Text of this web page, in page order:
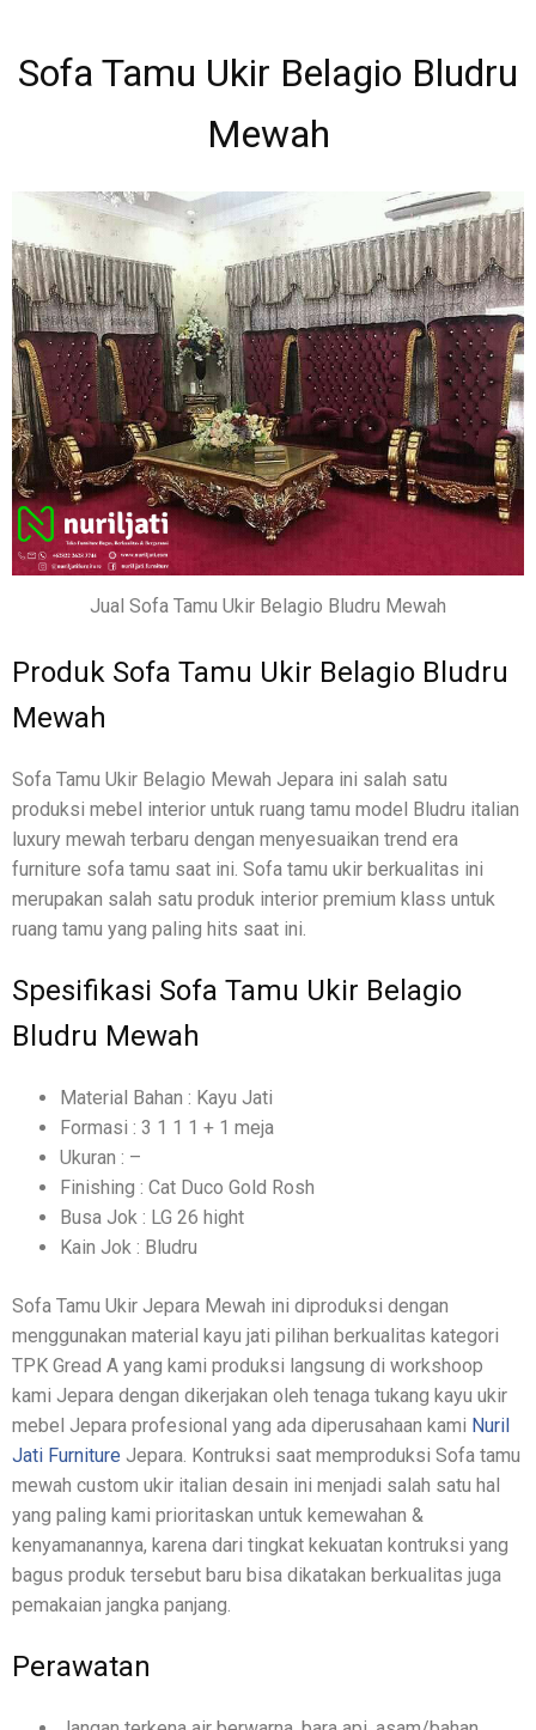
Sofa Tamu Ukir Belagio Bludru
Mewah
Jual Sofa Tamu Ukir Belagio Bludru Mewah
Produk Sofa Tamu Ukir Belagio Bludru
Mewah
Sofa Tamu Ukir Belagio Mewah Jepara ini salah satu
produksi mebel interior untuk ruang tamu model Bludru italian
luxury mewah terbaru dengan menyesuaikan trend era
furniture sofa tamu saat ini. Sofa tamu ukir berkualitas ini
merupakan salah satu produk interior premium klass untuk
ruang tamu yang paling hits saat ini.
Spesifikasi Sofa Tamu Ukir Belagio
Bludru Mewah
Material Bahan : Kayu Jati
Formasi : 3 1 1 1 + 1 meja
Ukuran : –
Finishing : Cat Duco Gold Rosh
Busa Jok : LG 26 hight
Kain Jok : Bludru
Sofa Tamu Ukir Jepara Mewah ini diproduksi dengan
menggunakan material kayu jati pilihan berkualitas kategori
TPK Gread A yang kami produksi langsung di workshoop
kami Jepara dengan dikerjakan oleh tenaga tukang kayu ukir
mebel Jepara profesional yang ada diperusahaan kami Nuril
Jati Furniture Jepara. Kontruksi saat memproduksi Sofa tamu
mewah custom ukir italian desain ini menjadi salah satu hal
yang paling kami prioritaskan untuk kemewahan &
kenyamanannya, karena dari tingkat kekuatan kontruksi yang
bagus produk tersebut baru bisa dikatakan berkualitas juga
pemakaian jangka panjang.
Perawatan